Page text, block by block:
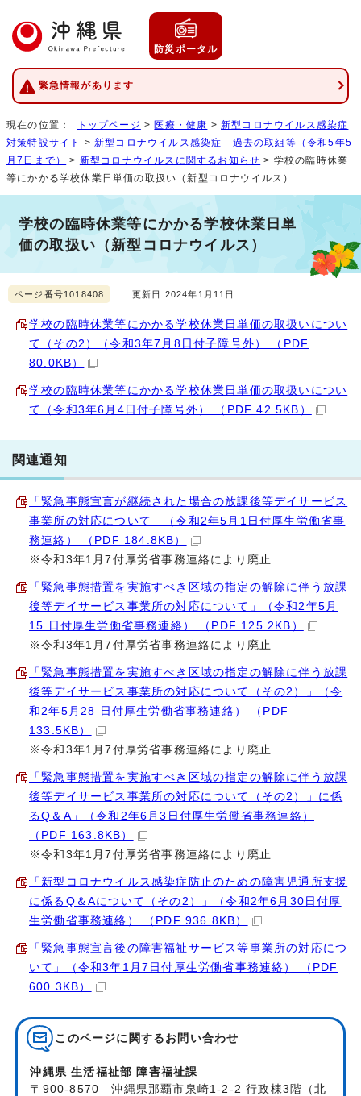
防災ポータル
緊急情報があります
現在の位置： トップページ >医療・健康 >新型コロナウイルス感染症
対策特設サイト
>新型コロナウイルス感染症 過去の取組等（令和5年5
月7日まで）
> 新型コロナウイルスに関するお知らせ > 学校の臨時休業
等にかかる学校休業日単価の取扱い（新型コロナウイルス）
学校の臨時休業等にかかる学校休業日単
価の取扱い（新型コロナウイルス）
ページ番号1018408 更新日 2024年1月11日
学校の臨時休業等にかかる学校休業日単価の取扱いについ
て（その2）（令和3年7月8日付子障号外） （PDF
80.0KB）
学校の臨時休業等にかかる学校休業日単価の取扱いについ
て（令和3年6月4日付子障号外） （PDF 42.5KB）
関連通知
「緊急事態宣言が継続された場合の放課後等デイサービス
事業所の対応について」（令和2年5月1日付厚生労働省事
務連絡） （PDF 184.8KB）
※令和3年1月7付厚労省事務連絡により廃止
「緊急事態措置を実施すべき区域の指定の解除に伴う放課
後等デイサービス事業所の対応について」（令和2年5月
15 日付厚生労働省事務連絡） （PDF 125.2KB）
※令和3年1月7付厚労省事務連絡により廃止
「緊急事態措置を実施すべき区域の指定の解除に伴う放課
後等デイサービス事業所の対応について（その2）」（令
和2年5月28 日付厚生労働省事務連絡） （PDF
133.5KB）
※令和3年1月7付厚労省事務連絡により廃止
「緊急事態措置を実施すべき区域の指定の解除に伴う放課
後等デイサービス事業所の対応について（その2）」に係
るQ＆A」（令和2年6月3日付厚生労働省事務連絡）
（PDF 163.8KB）
※令和3年1月7付厚労省事務連絡により廃止
「新型コロナウイルス感染症防止のための障害児通所支援
に係るQ＆Aについて（その2）」（令和2年6月30日付厚
生労働省事務連絡） （PDF 936.8KB）
「緊急事態宣言後の障害福祉サービス等事業所の対応につ
いて」（令和3年1月7日付厚生労働省事務連絡） （PDF
600.3KB）
このページに関する お問い合わせ
沖縄県 生活福祉部 障害福祉課
〒900-8570 沖縄県那覇市泉崎1-2-2 行政棟3階（北